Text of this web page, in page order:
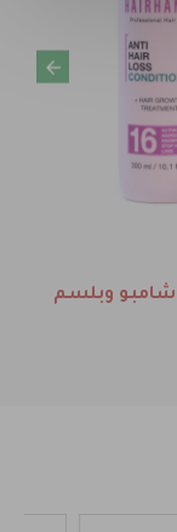
شامبو وبلسم